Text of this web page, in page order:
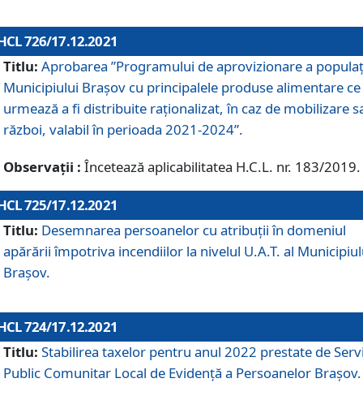
726/17.12.2021
Titlu: Aprobarea ”Programului de aprovizionare a
Municipiului Braşov cu principalele produse alimentare ce
urmează a fi distribuite raționalizat, în caz de mobilizare
război, valabil în perioada 2021-2024”.
Observații : Încetează aplicabilitatea H.C.L. nr. 183/2019.
725/17.12.2021
Titlu: Desemnarea persoanelor cu atribuții în domeniul
apărării împotriva incendiilor la nivelul U.A.T. al
Brașov.
724/17.12.2021
Titlu: Stabilirea taxelor pentru anul 2022 prestate de
Public Comunitar Local de Evidență a Persoanelor Braşov.